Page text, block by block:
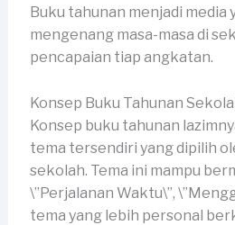
Buku tahunan menjadi media
mengenang masa-masa di
pencapaian tiap angkatan.
Konsep Buku Tahunan
Konsep buku tahunan
tema tersendiri yang dipilih
sekolah. Tema ini mampu
\”Perjalanan Waktu\”,
tema yang lebih personal